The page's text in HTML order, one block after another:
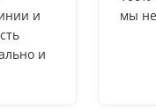
и
и
мы